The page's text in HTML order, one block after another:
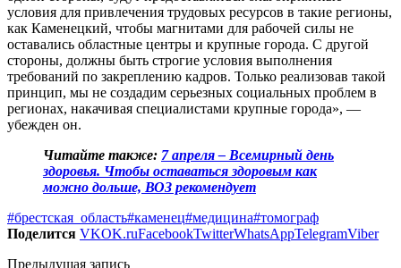
условия для привлечения трудовых ресурсов в такие регионы,
как Каменецкий, чтобы магнитами для рабочей силы не
оставались областные центры и крупные города. С другой
стороны, должны быть строгие условия выполнения
требований по закреплению кадров. Только реализовав такой
принцип, мы не создадим серьезных социальных проблем в
регионах, накачивая специалистами крупные города», —
убежден он.
Читайте также: 7 апреля – Всемирный день
здоровья. Чтобы оставаться здоровым как
можно дольше, ВОЗ рекомендует
#брестская_область#каменец#медицина#томограф
Поделится VKOK.ruFacebookTwitterWhatsAppTelegramViber
Предыдущая запись